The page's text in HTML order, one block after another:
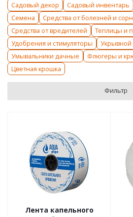
Садовый декор
Садовый инвентарь
Семена
Средства от болезней и
Средства от вредителей
Теплицы и
Удобрения и стимуляторы
Укрывной
Умывальники дачные
Флюгеры и
Цветная крошка
Фильтр
Лента капельного